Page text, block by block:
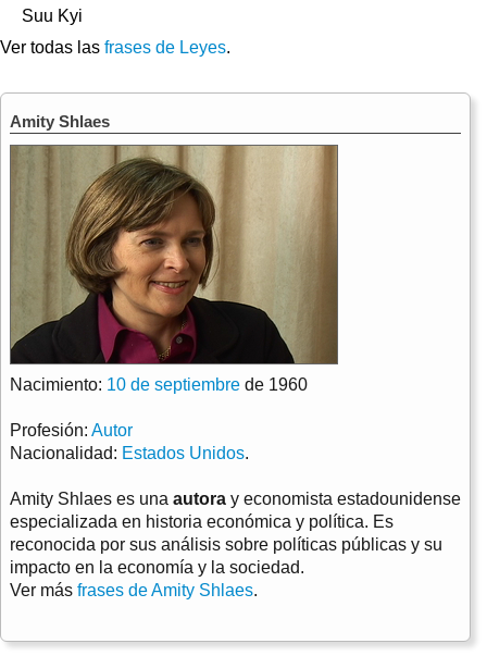
Suu Kyi
Ver todas las frases de Leyes.
Amity Shlaes
Nacimiento: 10 de septiembre de 1960
Profesión: Autor
Nacionalidad: Estados Unidos.
Amity Shlaes es una autora y economista estadounidense
especializada en historia económica y política. Es
reconocida por sus análisis sobre políticas públicas y su
impacto en la economía y la sociedad.
Ver más frases de Amity Shlaes.